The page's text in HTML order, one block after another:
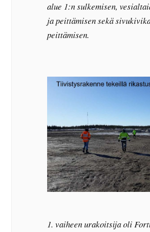
alue 1:n sulkemisen,
ja peittämisen sekä
peittämisen.
1. vaiheen urakoitsija oli